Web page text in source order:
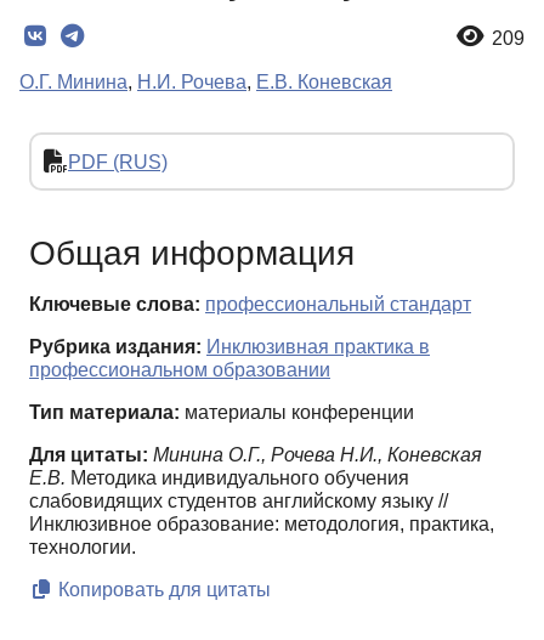
209
О.Г. Минина, Н.И. Рочева, Е.В. Коневская
PDF (RUS)
Общая информация
Ключевые слова: профессиональный стандарт
Рубрика издания: Инклюзивная практика в
профессиональном образовании
Тип материала: материалы конференции
Для цитаты: Минина О.Г., Рочева Н.И., Коневская
Е.В. Методика индивидуального обучения
слабовидящих студентов английскому языку //
Инклюзивное образование: методология, практика,
технологии.
Копировать для цитаты